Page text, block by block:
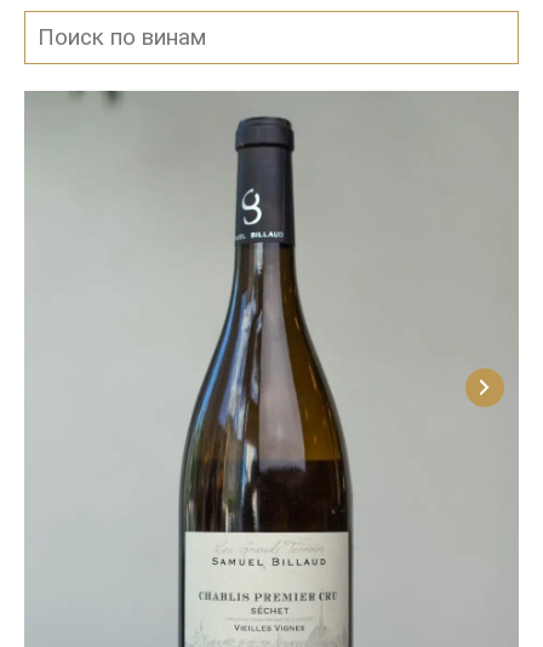
оценкой от 90-99% (Grand Cru — это 100%). Вино с
обязательно говорит о конкретном участке. Тем
не менее, производители стараются подчеркнуть
особенности терруара, указывая деревню или
даже отдельный виноградник. То же самое
касается образцов из Бургундии. Максимум
информации помогает покупателю понять
происхождение вина и его возможные
Французское вино Premier Cru часто имеет
потенциал к долгой выдержке. Оно отличается
сбалансированным вкусом, достаточно богатым
ароматом и характерными чертами конкретного
терруара. Образцы из особенно удачных урожаев
могут развиваться в бутылке десятилетиями. При
этом цена на них немного меньше, чем на Гран Крю,
и потому подобные вина считаются отличным
выбором для ценителей.